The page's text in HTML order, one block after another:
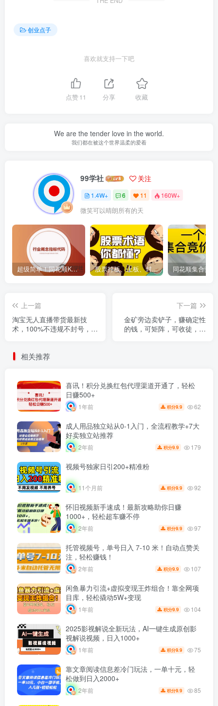
创业点子
喜欢就支持一下吧
点赞11 分享 收藏
We are the tender love in the world.
我们都在被这个世界温柔的爱着
99学社 关注
1.4W+ 6 11 160W+
微笑可以晴朗所有的天
超级简单！同花顺K线界面显示行业概念指标代码图解 股票打板、上板、封板、翘板、炸板是什么意思？炒股你必须懂的暗语！
上一篇
淘宝无人直播带货最新技
术，100%不违规不封号，全
下一篇
金矿旁边卖铲子，赚确定性
的钱，可矩阵，可收徒，日
相关推荐
喜讯！积分兑换红包代理渠道开通了，轻松
日赚500+
1年前 积分9.9 62
成人用品独立站从0-1入门，全流程教学+7大
好卖独立站推荐
2年前 积分9.9 179
视频号独家日引200+精准粉
11个月前 积分9.9 92
怀旧视频新手速成！最新攻略助你日赚
1000+，轻松超车赚不停
2年前 积分9.9 97
托管视频号，单号日入 7-10 米！自动点赞关
注，轻松赚钱！
2年前 积分9.9 107
闲鱼暴力引流+虚拟变现王炸组合！靠全网项
目库，轻松撬动5W+变现
1年前 积分9.9 104
2025影视解说全新玩法，AI一键生成原创影
视解说视频，日入1000+
1年前 积分9.9 75
靠文章阅读信息差冷门玩法，一单十元，轻
松做到日入2000+
2年前 积分9.9 85